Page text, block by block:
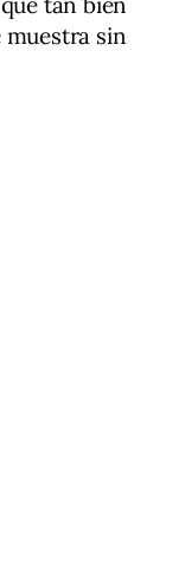
muestra sin